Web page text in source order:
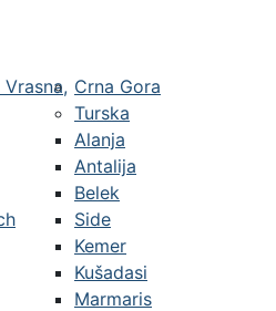
Crna Gora
Turska
Alanja
Antalija
Belek
Side
Kemer
Kušadasi
Marmaris